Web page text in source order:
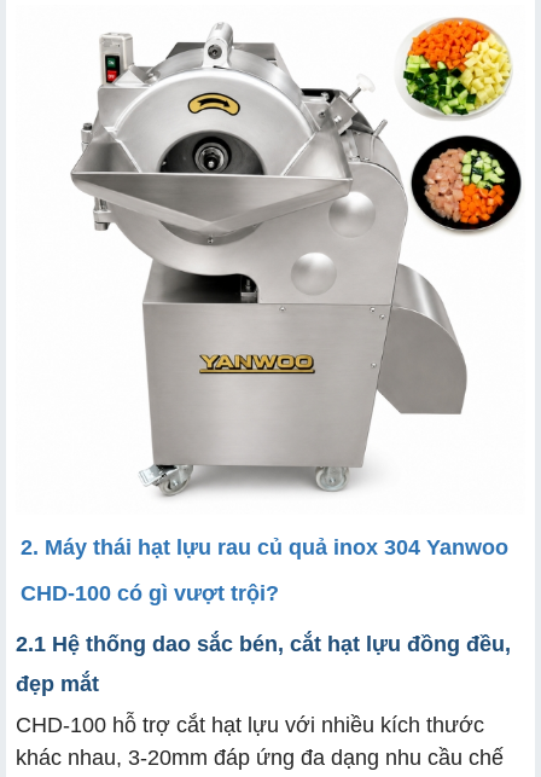
2. Máy thái hạt lựu rau củ quả inox 304 Yanwoo
CHD-100 có gì vượt trội?
2.1 Hệ thống dao sắc bén, cắt hạt lựu đồng đều,
đẹp mắt
CHD-100 hỗ trợ cắt hạt lựu với nhiều kích thước
khác nhau, 3-20mm đáp ứng đa dạng nhu cầu chế